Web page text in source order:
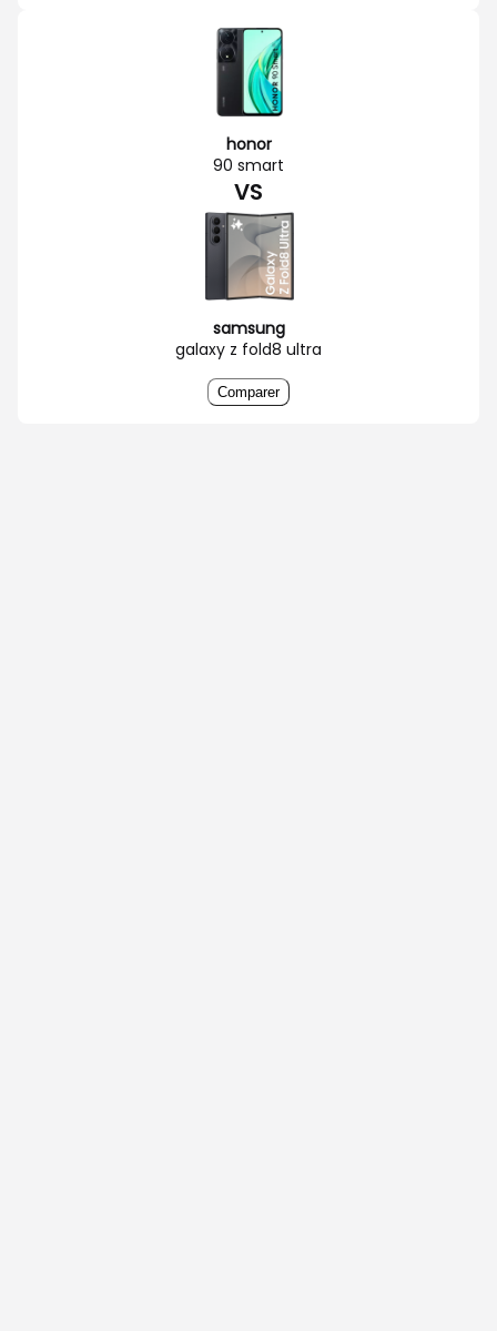
honor
90 smart
VS
samsung
galaxy z fold8 ultra
Comparer